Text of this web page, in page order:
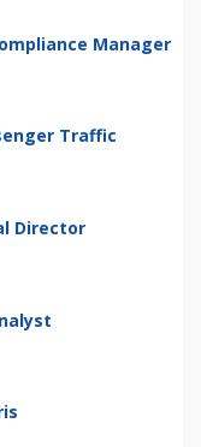
Manager
Traffic
Director